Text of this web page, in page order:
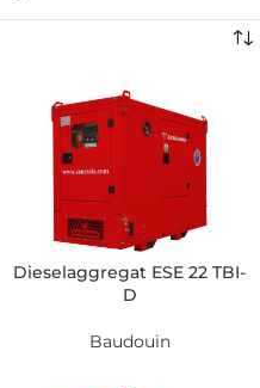
Dieselaggregat ESE 22 TBI-
D
Baudouin